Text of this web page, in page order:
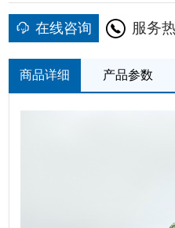
在线咨询 服务
商品详细 产品参数